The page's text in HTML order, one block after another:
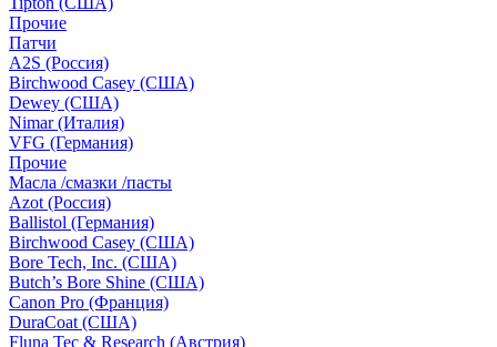
Прочие
Патчи
A2S (Россия)
Birchwood Casey (США)
Dewey (США)
Nimar (Италия)
VFG (Германия)
Прочие
Масла /смазки /пасты
Azot (Россия)
Ballistol (Германия)
Birchwood Casey (США)
Bore Tech, Inc. (США)
Butch’s Bore Shine (СШA)
Canon Pro (Франция)
DuraCoat (США)
Fluna Tec & Research (Австрия)